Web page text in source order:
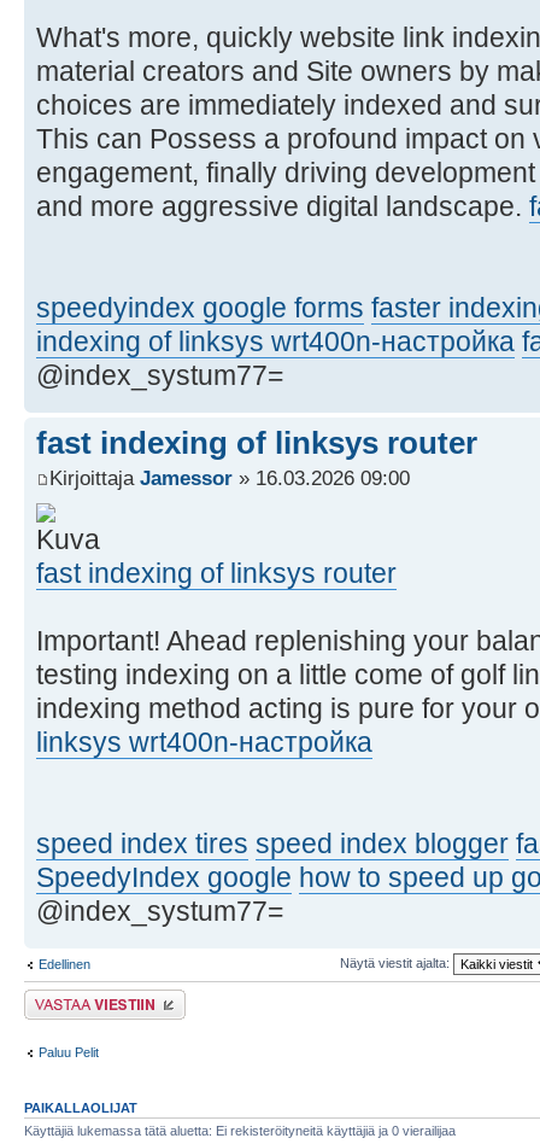
What's more, quickly website link
material creators and Site owners by
choices are immediately indexed and
This can Possess a profound impact on
engagement, finally driving
and more aggressive digital landscape.
speedyindex google forms faster
indexing of linksys wrt400n-настройка
@index_systum77=
fast indexing of linksys router
Kirjoittaja Jamessor » 16.03.2026 09:00
fast indexing of linksys router
Important! Ahead replenishing your
testing indexing on a little come of golf
indexing method acting is pure for your
linksys wrt400n-настройка
speed index tires speed index blogger
SpeedyIndex google how to speed up
@index_systum77=
Edellinen Näytä viestit ajalta:
Lähetä vastaus
Paluu Pelit
PAIKALLAOLIJAT
Käyttäjiä lukemassa tätä aluetta: Ei rekisteröityneitä käyttäjiä ja 0 vierailijaa